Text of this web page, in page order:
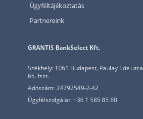
Ügyféltájékoztatás
Partnereink
GRANTIS BankSelect Kft.
Székhely: 1061 Budapest, Paulay Ede utca
65. fszt.
Adószám: 24792549-2-42
Ügyfélszolgálat: +36 1 585 85 60